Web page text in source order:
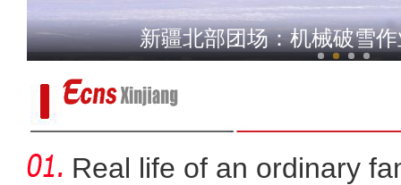
中国最大内陆淡水湖博斯腾
新疆北部团场：机械破雪
Real life of an ordinary